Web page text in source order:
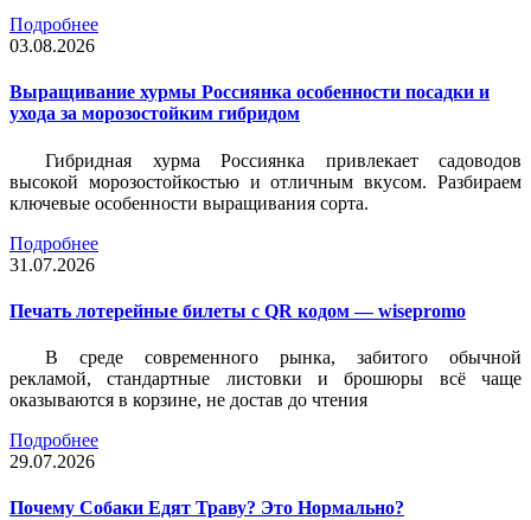
Подробнее
03.08.2026
Выращивание хурмы Россиянка особенности посадки и
ухода за морозостойким гибридом
Гибридная хурма Россиянка привлекает садоводов
высокой морозостойкостью и отличным вкусом. Разбираем
ключевые особенности выращивания сорта.
Подробнее
31.07.2026
Печать лотерейные билеты c QR кодом — wisepromo
В среде современного рынка, забитого обычной
рекламой, стандартные листовки и брошюры всё чаще
оказываются в корзине, не достав до чтения
Подробнее
29.07.2026
Почему Собаки Едят Траву? Это Нормально?